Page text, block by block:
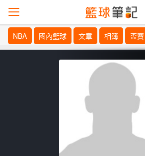
NBA 國內籃球 文章 相簿 盃賽